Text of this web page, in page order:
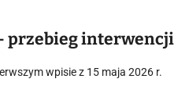
przebieg interwencji
wpisie z 15 maja 2026 r.